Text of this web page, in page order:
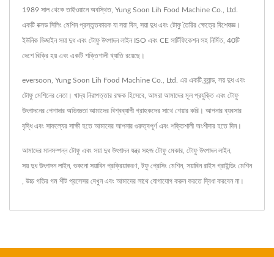
1989 সাল থেকে তাইওয়ানে অবস্থিত, Yung Soon Lih Food Machine Co., Ltd.
একটি বক্সড সিলিং মেশিন প্রস্তুতকারক যা সয়া বিন, সয়া দুধ এবং টোফু তৈরির ক্ষেত্রে বিশেষজ্ঞ।
ইউনিক ডিজাইন সয়া দুধ এবং টোফু উৎপাদন লাইন ISO এবং CE সার্টিফিকেশন সহ নির্মিত, 40টি
দেশে বিক্রি হয় এবং একটি শক্তিশালী খ্যাতি রয়েছে।
eversoon, Yung Soon Lih Food Machine Co., Ltd. এর একটি ব্র্যান্ড, সয় দুধ এবং
টোফু মেশিনের নেতা। খাদ্য নিরাপত্তার রক্ষক হিসেবে, আমরা আমাদের মূল প্রযুক্তি এবং টোফু
উৎপাদনের পেশাদার অভিজ্ঞতা আমাদের বিশ্বব্যাপী গ্রাহকদের সাথে শেয়ার করি। আপনার ব্যবসার
বৃদ্ধি এবং সাফল্যের সাক্ষী হতে আমাদের আপনার গুরুত্বপূর্ণ এবং শক্তিশালী অংশীদার হতে দিন।
আমাদের মানসম্পন্ন টোফু এবং সয়া দুধ উৎপাদন যন্ত্র সহজ টোফু মেকার টোফু উৎপাদন লাইন,
সয় দুধ উৎপাদন লাইন, শুকনো সয়াবিন প্রক্রিয়াকরণ ,টফু প্রেসিং মেশিন, সয়াবিন রাইস গ্রাইন্ডিং মেশিন
উচ্চ গতির গম শীট প্রসেসর দেখুন এবং আমাদের সাথে যোগাযোগ করুনকরতে দ্বিধা করবেন না।